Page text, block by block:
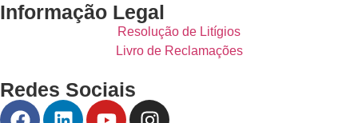
Informação Legal
Resolução de Litígios
Livro de Reclamações
Redes Sociais